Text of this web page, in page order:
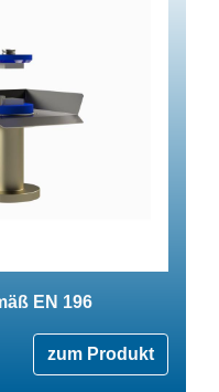
EN 196
zum Produkt